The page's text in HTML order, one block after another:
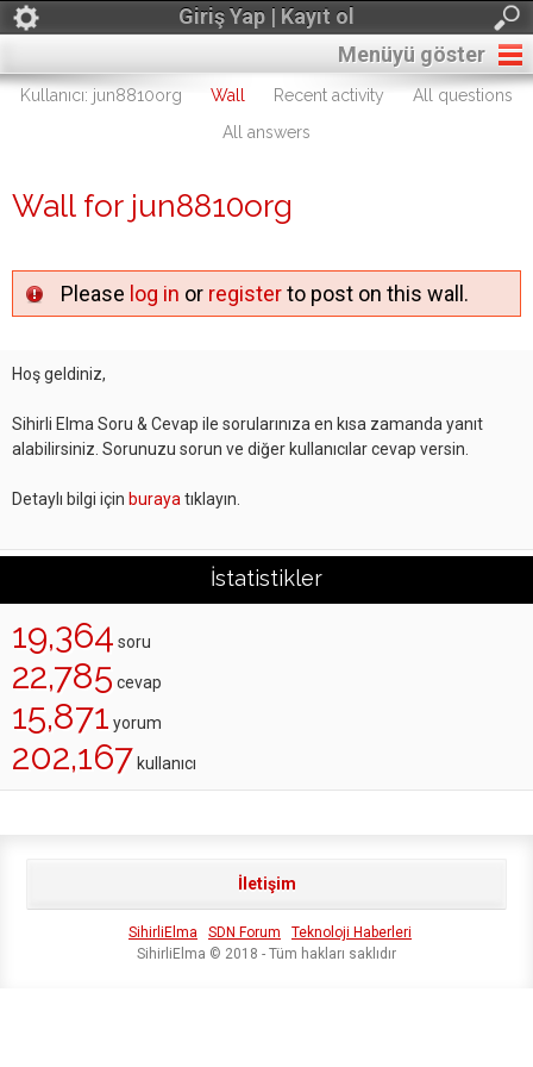
Giriş Yap | Kayıt ol
Menüyü göster
Kullanıcı: jun8810org Wall Recent activity
All questions
All answers
Wall for jun8810org
Please log in or registerto post on this wall.
Hoş geldiniz,
Sihirli Elma Soru & Cevap ile sorularınıza en kısa zamanda yanıt
alabilirsiniz. Sorunuzu sorun ve diğer kullanıcılar cevap versin.
Detaylı bilgi için buraya tıklayın.
İstatistikler
19,364 soru
22,785 cevap
15,871 yorum
202,167 kullanıcı
İletişim
SihirliElma SDN Forum
Teknoloji Haberleri
SihirliElma © 2018 - Tüm hakları saklıdır